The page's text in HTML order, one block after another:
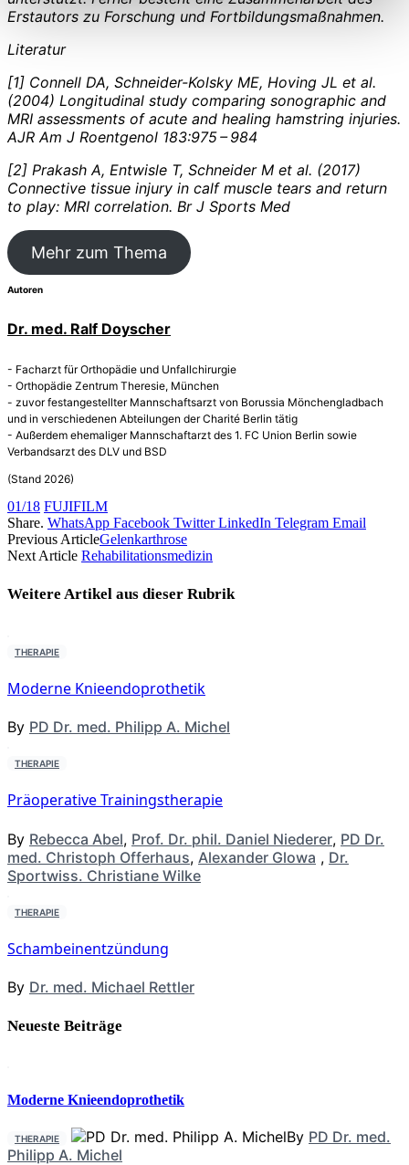
Erstautors zu Forschung und Fortbildungsmaßnahmen.
Literatur
[1] Connell DA, Schneider-Kolsky ME, Hoving JL et al.
(2004) Longitudinal study comparing sonographic and
MRI assessments of acute and healing hamstring injuries.
AJR Am J Roentgenol 183:975 – 984
[2] Prakash A, Entwisle T, Schneider M et al. (2017)
Connective tissue injury in calf muscle tears and return
to play: MRI correlation. Br J Sports Med
Mehr zum Thema
Autoren
Dr. med. Ralf Doyscher
- Facharzt für Orthopädie und Unfallchirurgie
- Orthopädie Zentrum Theresie, München
- zuvor festangestellter Mannschaftsarzt von Borussia Mönchengladbach
und in verschiedenen Abteilungen der Charité Berlin tätig
- Außerdem ehemaliger Mannschaftarzt des 1. FC Union Berlin sowie
Verbandsarzt des DLV und BSD
(Stand 2026)
01/18 FUJIFILM
Share. WhatsApp Facebook Twitter LinkedIn Telegram Email
Previous ArticleGelenkarthrose
Next Article Rehabilitationsmedizin
Weitere Artikel aus dieser Rubrik
THERAPIE
Moderne Knieendoprothetik
By PD Dr. med. Philipp A. Michel
THERAPIE
Präoperative Trainingstherapie
By Rebecca Abel, Prof. Dr. phil. Daniel Niederer, PD Dr.
med. Christoph Offerhaus, Alexander Glowa , Dr.
Sportwiss. Christiane Wilke
THERAPIE
Schambeinentzündung
By Dr. med. Michael Rettler
Neueste Beiträge
Moderne Knieendoprothetik
THERAPIE By PD Dr. med.
Philipp A. Michel